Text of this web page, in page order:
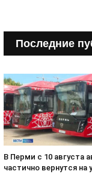
Последние
В Перми с 10 августа
частично вернутся на